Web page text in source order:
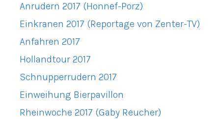
Anrudern 2017 (Honnef-Porz)
Einkranen 2017 (Reportage von Zenter-TV)
Anfahren 2017
Hollandtour 2017
Schnupperrudern 2017
Einweihung Bierpavillon
Rheinwoche 2017 (Gaby Reucher)